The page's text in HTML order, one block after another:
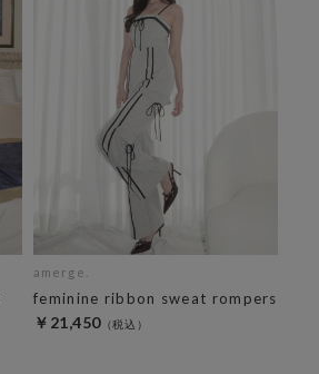
amerge.
feminine ribbon sweat rompers
￥21,450